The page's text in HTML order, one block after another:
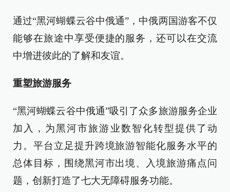
通过“黑河蝴蝶云谷中俄通”，中俄两国游客不仅
能够在旅途中享受便捷的服务，还可以在交流
中增进彼此的了解和友谊。
重塑旅游服务
“黑河蝴蝶云谷中俄通”吸引了众多旅游服务企业
加入，为黑河市旅游业数智化转型提供了动
力。平台立足提升跨境旅游智能化服务水平的
总体目标，围绕黑河市出境、入境旅游痛点问
题，创新打造了七大无障碍服务功能。